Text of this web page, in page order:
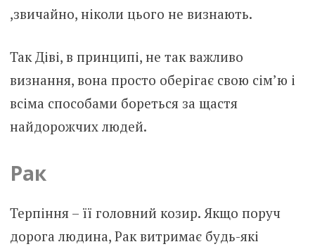
,звичайно, ніколи цього не визнають.
Так Діві, в принципі, не так важливо
визнання, вона просто оберігає свою сім’ю і
всіма способами бореться за щастя
найдорожчих людей.
Рак
Терпіння – її головний козир. Якщо поруч
дорога людина, Рак витримає будь-які